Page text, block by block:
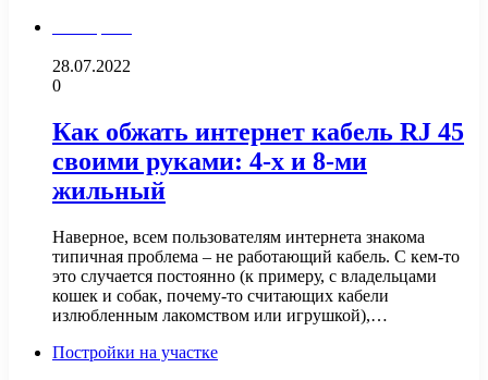
28.07.2022
0
Как обжать интернет кабель RJ 45
своими руками: 4-х и 8-ми
жильный
Наверное, всем пользователям интернета знакома
типичная проблема – не работающий кабель. С кем-то
это случается постоянно (к примеру, с владельцами
кошек и собак, почему-то считающих кабели
излюбленным лакомством или игрушкой),…
Постройки на участке